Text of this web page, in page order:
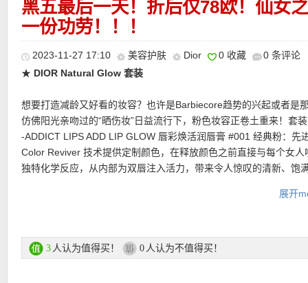
Rechnung付款一样，商品寄出后会通过Email发给你Rechnung，
天内转账就行
★ 【点此链接查看Flaconi中文图文导购教程 】
黑五最后一天！折后仅78欧！仙女
一份功劳！！！
2023-11-27 17:10 美容护肤 Dior 0 收藏
0 条评论
★ DIOR Natural Glow 套装
想要打造减龄又好看的妆容？也许是Barbiecore趋势的兴起或者是
仿佛阳光亲吻过的“晒伤妆”日益流行下，粉色妆容正卷土重来！套
-ADDICT LIPS ADD LIP GLOW 唇彩焕活润唇膏 #001 经典粉：先
Color Reviver 技术提供定制颜色，在释放颜色之前直接与每个女人
独特化学反应，从内部为双唇注入活力，带来令人惊叹的清新、饱
-BACKSTAGE POWDER BLUSH (4.4 gr) 后台浮雕腮红，打造天生
指甲滋养乳霜虽然并不是Dior Beauty 最有名的皇牌产品，却是隐
展开
3 人认为值得买！ 0 人认为不值得买！